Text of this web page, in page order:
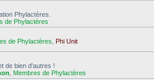
Phylactères.
de Phylactères
de Phylactères Phi Unit
de bien d'autres !
Membres de Phylactères